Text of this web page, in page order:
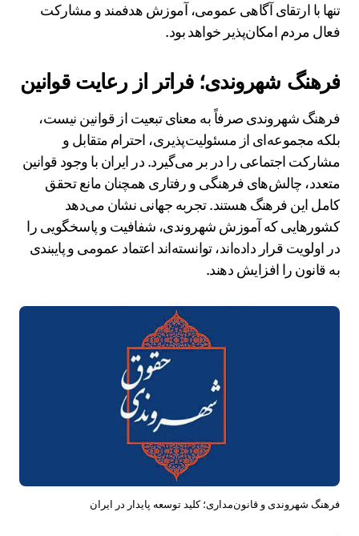
تنها با ارتقای آگاهی عمومی، آموزش هدفمند و مشارکت
فعال مردم امکان‌پذیر خواهد بود.
فرهنگ شهروندی؛ فراتر از رعایت قوانین
فرهنگ شهروندی صرفاً به معنای تبعیت از قوانین نیست،
بلکه مجموعه‌ای از مسئولیت‌پذیری، احترام متقابل و
مشارکت اجتماعی را در بر می‌گیرد. در ایران با وجود قوانین
متعدد، چالش‌های فرهنگی و رفتاری همچنان مانع تحقق
کامل این فرهنگ هستند. تجربه جهانی نشان می‌دهد
کشورهایی که آموزش شهروندی، شفافیت و پاسخگویی را
در اولویت قرار داده‌اند، توانسته‌اند اعتماد عمومی و پایبندی
به قانون را افزایش دهند.
فرهنگ شهروندی و قانون‌مداری؛ کلید توسعه پایدار در ایران